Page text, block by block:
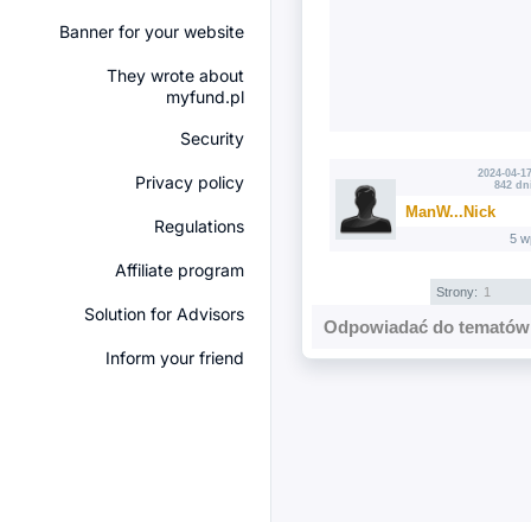
Banner for your website
They wrote about
myfund.pl
Security
Privacy policy
Regulations
Affiliate program
Solution for Advisors
Inform your friend
2024-04-
842
ManW...Nick
5
Strony: 1
Odpowiadać do